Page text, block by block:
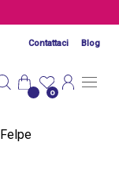
Contattaci Blog
0
Felpe